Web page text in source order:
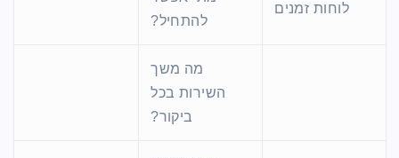
לוחות זמנים
להתחיל?
מה משך
השירות בכל
ביקור?